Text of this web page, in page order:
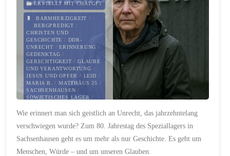
ERSTELLT MIT CHATGPT
BARMHERZIGKEIT /
BERGPREDIGT /
CHRISTEN UND
GESCHICHTE / DDR-
UNRECHT /ERINNERUNG /
GEDENKTAG /
GERECHTIGKEIT / GLAUBE
UND VERANTWORTUNG /
JESUS UND OPFER / LEID /
MARIA B.
/ MATTHÄUS 25 /
SACHSENHAUSEN /
SOWJETISCHES LAGER /
HELDEN
6. SEPTEMBER 2025
Wie erinnert man sich geistlich an Unrecht, das jahrzehntelang
verschwiegen wurde? Zum 80. Jahrestag des Speziallagers in
Sachsenhausen geht es um mehr als nur Geschichte. Es geht um
Menschen, Würde – und um unseren Glauben.